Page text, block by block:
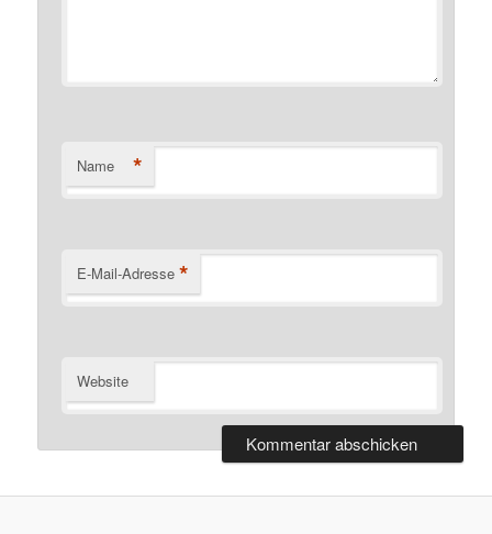
Name *
E-Mail-Adresse *
Website